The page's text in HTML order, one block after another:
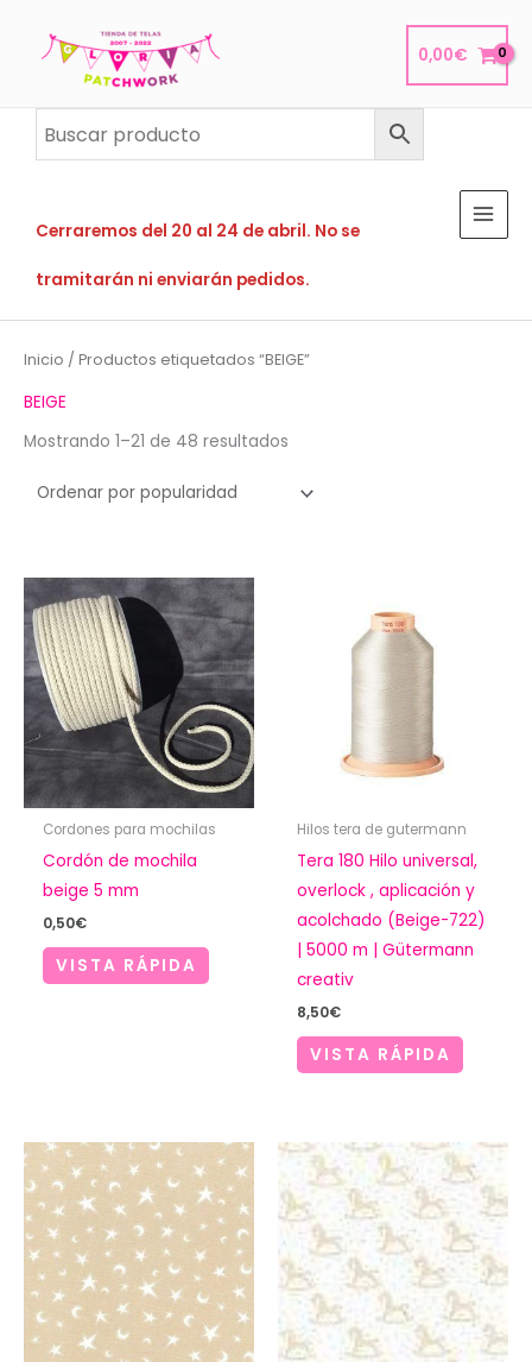
0,00€
Cerraremos del 20 al 24 de abril. No se
tramitarán ni enviarán pedidos.
Inicio / Productos etiquetados “BEIGE”
BEIGE
Mostrando 1–21 de 48 resultados
Cordones para mochilas
Cordón de mochila
beige 5 mm
0,50€
VISTA RÁPIDA
Hilos tera de gutermann
Tera 180 Hilo universal,
overlock , aplicación y
acolchado (Beige-722)
| 5000 m | Gütermann
creativ
8,50€
VISTA RÁPIDA